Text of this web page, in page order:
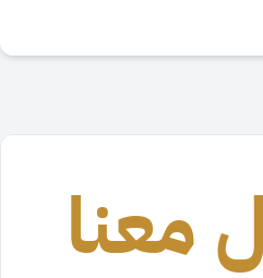
معنا